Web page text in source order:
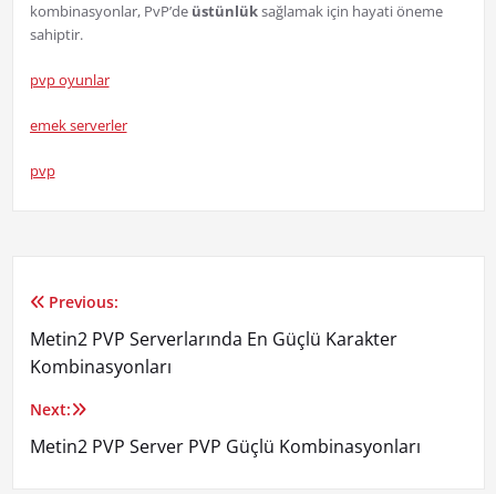
kombinasyonlar, PvP’de üstünlüksağlamak için hayati öneme
sahiptir.
pvp oyunlar
emek serverler
pvp
Yazı
gezinmesi
Previous:
Metin2 PVP Serverlarında En Güçlü Karakter
Kombinasyonları
Next:
Metin2 PVP Server PVP Güçlü Kombinasyonları